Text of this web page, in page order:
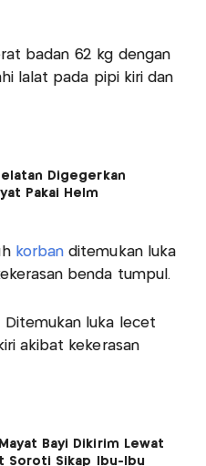
badan 62 kg dengan
lalat pada pipi kiri dan
Digegerkan
Pakai Helm
korban ditemukan luka
benda tumpul.
Ditemukan luka lecet
akibat kekerasan
Bayi Dikirim Lewat
Soroti Sikap Ibu-Ibu